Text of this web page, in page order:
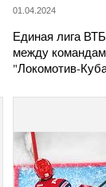
01.04.2024
Единая лига
между
"Локомотив-